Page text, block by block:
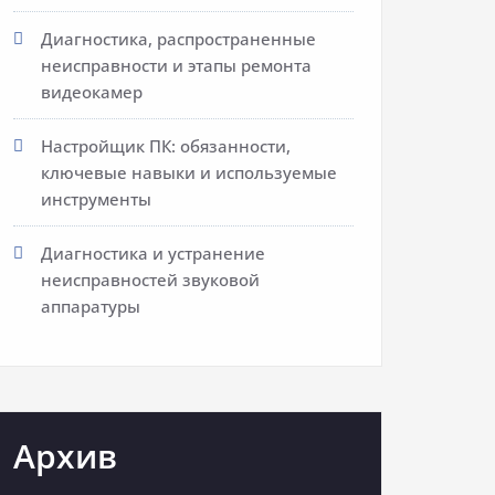
Диагностика, распространенные
неисправности и этапы ремонта
видеокамер
Настройщик ПК: обязанности,
ключевые навыки и используемые
инструменты
Диагностика и устранение
неисправностей звуковой
аппаратуры
Архив